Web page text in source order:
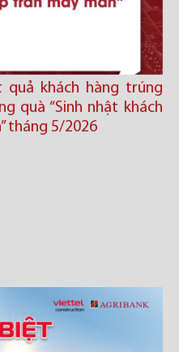
khách hàng trúng
quà “Sinh nhật khách
tháng 5/2026